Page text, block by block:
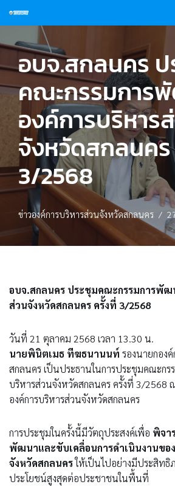
to
content
อบจ.สกลนคร ป
คณะกรรมการ
องค์การบริหาร
จังหวัดสกลนค
3/2568
ข่าวองค์การบริหารส่วนจังหวัดสกลนคร
อบจ.สกลนคร ประชุมคณะกรรมการพัฒ
ส่วนจังหวัดสกลนคร ครั้งที่ 3/2568
วันที่ 21 ตุลาคม 2568 เวลา 13.30 น.
นายพินิตเมธ ทีฆธนานนท์ รองนายกอง
สกลนคร เป็นประธานในการประชุมคณะก
บริหารส่วนจังหวัดสกลนคร ครั้งที่ 3/2568
องค์การบริหารส่วนจังหวัดสกลนคร
การประชุมในครั้งนี้มีวัตถุประสงค์เพื่อ พิจา
พัฒนาและขับเคลื่อนการดำเนินงานขอ
จังหวัดสกลนครให้เป็นไปอย่างมีประสิทธิ
ประโยชน์สูงสุดต่อประชาชนในพื้นที่